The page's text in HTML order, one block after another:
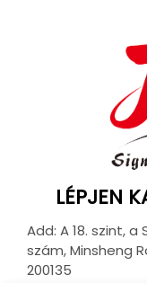
LÉPJEN
Add: A 18. szint,
szám, Minsheng
200135